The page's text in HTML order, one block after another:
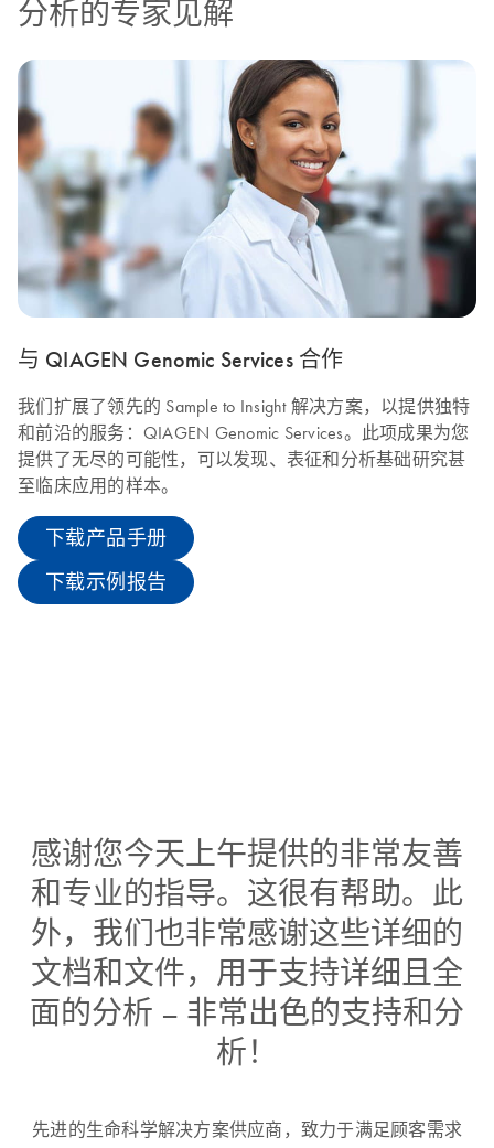
分析的专家见解
与 QIAGEN Genomic Services 合作
我们扩展了领先的 Sample to Insight 解决方案，以提供独特
和前沿的服务：QIAGEN Genomic Services。此项成果为您
提供了无尽的可能性，可以发现、表征和分析基础研究甚
至临床应用的样本。
下载产品手册
下载示例报告
感谢您今天上午提供的非常友善
和专业的指导。这很有帮助。此
外，我们也非常感谢这些详细的
文档和文件，用于支持详细且全
面的分析 – 非常出色的支持和分
析！
先进的生命科学解决方案供应商，致力于满足顾客需求